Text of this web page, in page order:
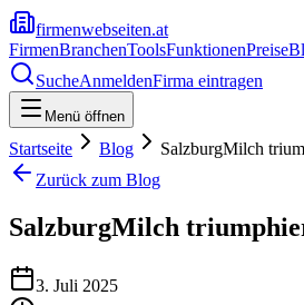
firmenwebseiten.at
FirmenBranchenToolsFunktionenPreise
SucheAnmeldenFirma eintragen
Menü öffnen
Startseite Blog
SalzburgMilch
Zurück zum Blog
SalzburgMilch
3. Juli 2025